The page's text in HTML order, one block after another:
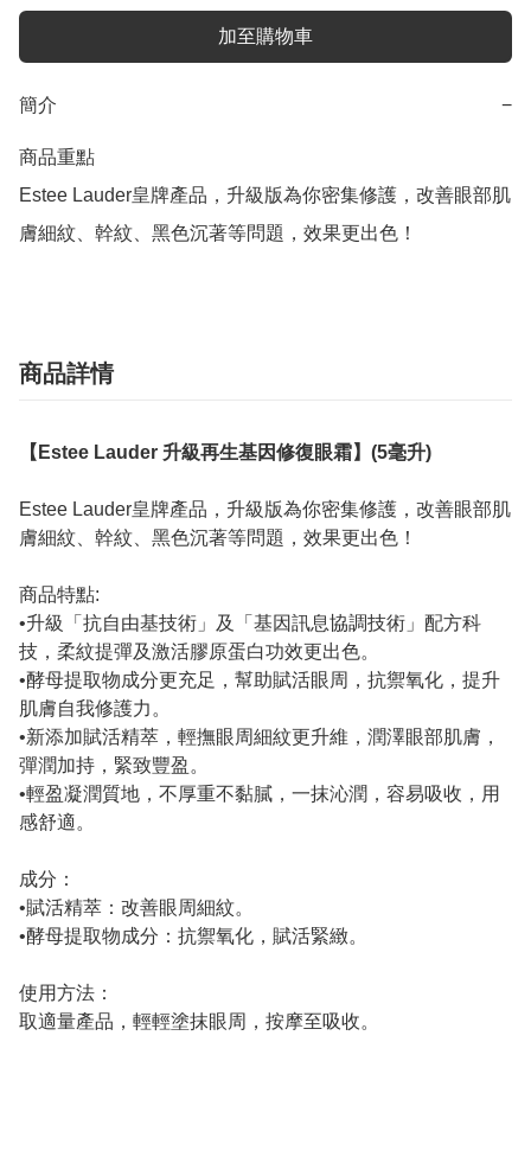
加至購物車
簡介 −
商品重點
Estee Lauder皇牌產品，升級版為你密集修護，改善眼部肌
膚細紋、幹紋、黑色沉著等問題，效果更出色！
商品詳情
【Estee Lauder 升級再生基因修復眼霜】(5毫升)
Estee Lauder皇牌產品，升級版為你密集修護，改善眼部肌
膚細紋、幹紋、黑色沉著等問題，效果更出色！
商品特點:
•升級「抗自由基技術」及「基因訊息協調技術」配方科
技，柔紋提彈及激活膠原蛋白功效更出色。
•酵母提取物成分更充足，幫助賦活眼周，抗禦氧化，提升
肌膚自我修護力。
•新添加賦活精萃，輕撫眼周細紋更升維，潤澤眼部肌膚，
彈潤加持，緊致豐盈。
•輕盈凝潤質地，不厚重不黏膩，一抹沁潤，容易吸收，用
感舒適。
成分：
•賦活精萃：改善眼周細紋。
•酵母提取物成分：抗禦氧化，賦活緊緻。
使用方法：
取適量產品，輕輕塗抹眼周，按摩至吸收。